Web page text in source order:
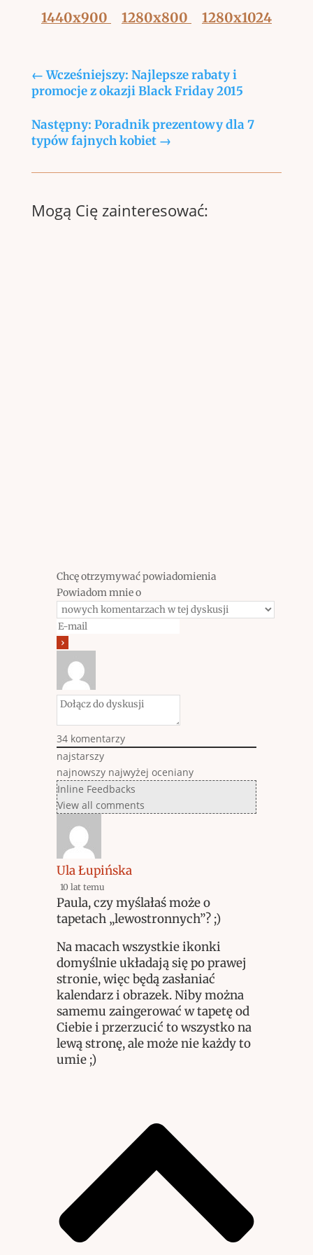
1440x900 1280x800 1280x1024
←Wcześniejszy: Najlepsze rabaty i
promocje z okazji Black Friday 2015
Następny: Poradnik prezentowy dla 7
typów fajnych kobiet→
Mogą Cię zainteresować:
Chcę otrzymywać powiadomienia
Powiadom mnie o
34komentarzy
najstarszy
najnowszy najwyżej oceniany
Inline Feedbacks
View all comments
Ula Łupińska
10 lat temu
Paula, czy myślałaś może o
tapetach „lewostronnych”? ;)
Na macach wszystkie ikonki
domyślnie układają się po prawej
stronie, więc będą zasłaniać
kalendarz i obrazek. Niby można
samemu zaingerować w tapetę od
Ciebie i przerzucić to wszystko na
lewą stronę, ale może nie każdy to
umie ;)